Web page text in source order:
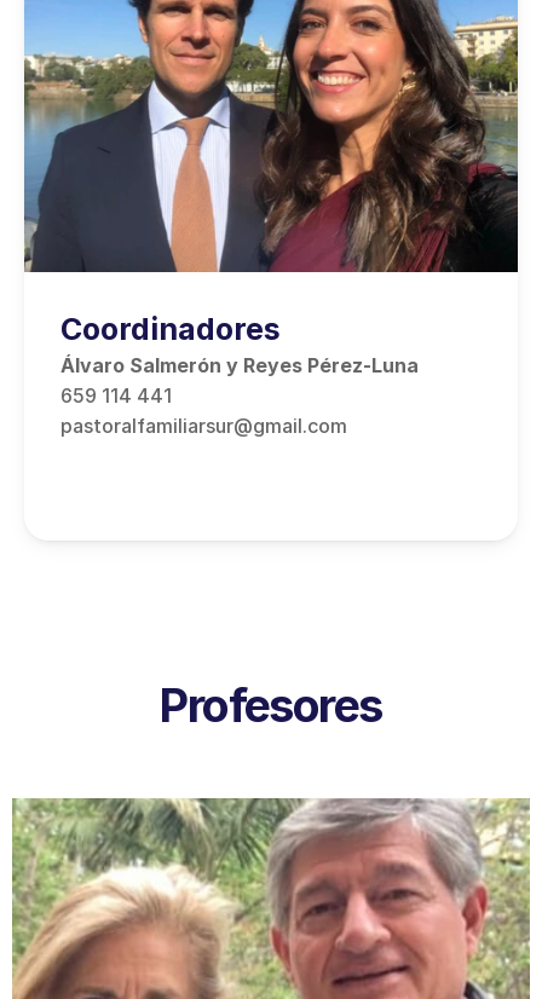
Coordinadores
Álvaro Salmerón y Reyes Pérez-Luna
659 114 441
pastoralfamiliarsur@gmail.com
Profesores